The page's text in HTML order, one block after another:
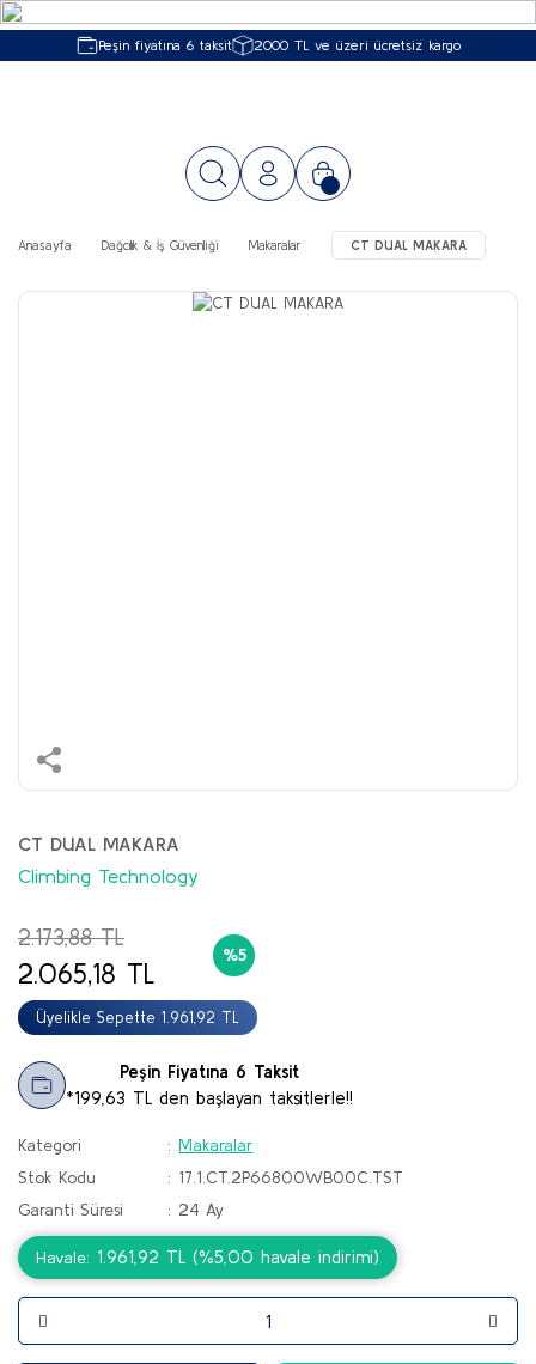
Peşin fiyatına 6 taksit 2000 TL ve üzeri ücretsiz kargo
Anasayfa Dağcılık & İş Güvenliği Makaralar CT DUAL MAKARA
CT DUAL MAKARA
Climbing Technology
2.173,88 TL
2.065,18 TL
Üyelikle Sepette 1.961,92 TL
%5
Peşin Fiyatına 6 Taksit
*199,63 TL den başlayan taksitlerle!!
Kategori
Makaralar
Stok Kodu
17.1.CT.2P66800WB00C.TST
Garanti Süresi
24 Ay
Havale 1.961,92 TL (%5,00 havale indirimi)